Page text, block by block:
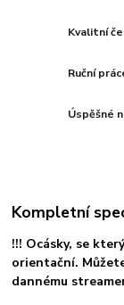
Kvalitní
Ruční
Úspěšné
Kompletní
!!! Ocásky, se
orientační.
dannému